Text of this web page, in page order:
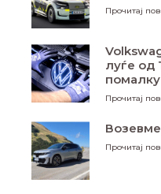
Прочитај
луѓе од
помалку
Прочитај
Прочитај